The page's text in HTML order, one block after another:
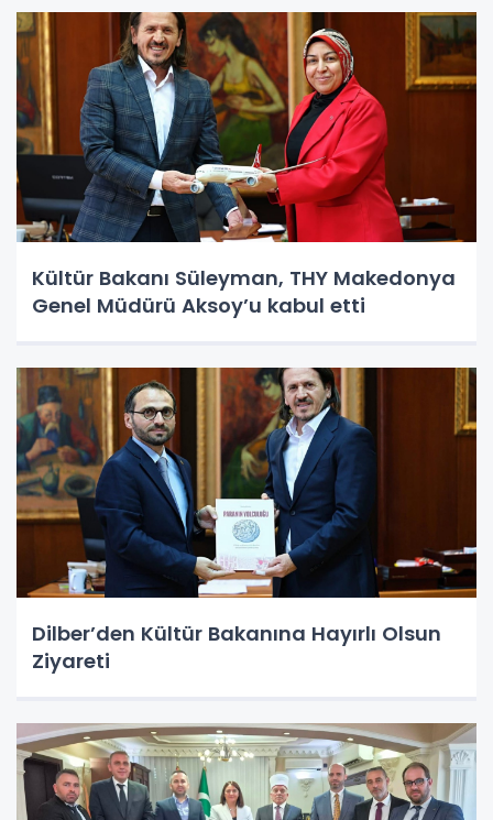
Kültür Bakanı Süleyman, THY Makedonya
Genel Müdürü Aksoy’u kabul etti
Dilber’den Kültür Bakanına Hayırlı Olsun
Ziyareti